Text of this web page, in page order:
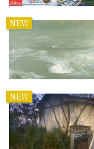
NEW
NEW